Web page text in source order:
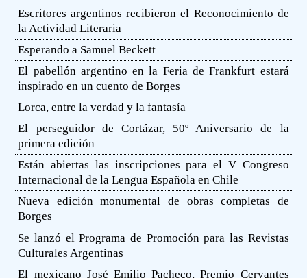
Escritores argentinos recibieron el Reconocimiento de
la Actividad Literaria
Esperando a Samuel Beckett
El pabellón argentino en la Feria de Frankfurt estará
inspirado en un cuento de Borges
Lorca, entre la verdad y la fantasía
El perseguidor de Cortázar, 50º Aniversario de la
primera edición
Están abiertas las inscripciones para el V Congreso
Internacional de la Lengua Española en Chile
Nueva edición monumental de obras completas de
Borges
Se lanzó el Programa de Promoción para las Revistas
Culturales Argentinas
El mexicano José Emilio Pacheco, Premio Cervantes